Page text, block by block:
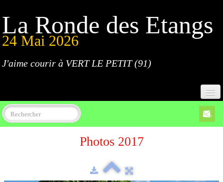
La Ronde des Etangs
24 Mai 2026
J'aime courir à VERT LE PETIT (91)
Accueil
Photos 2017